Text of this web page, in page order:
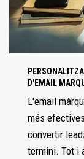
D'EMAIL
L'email
més
convertir
termini. Tot i